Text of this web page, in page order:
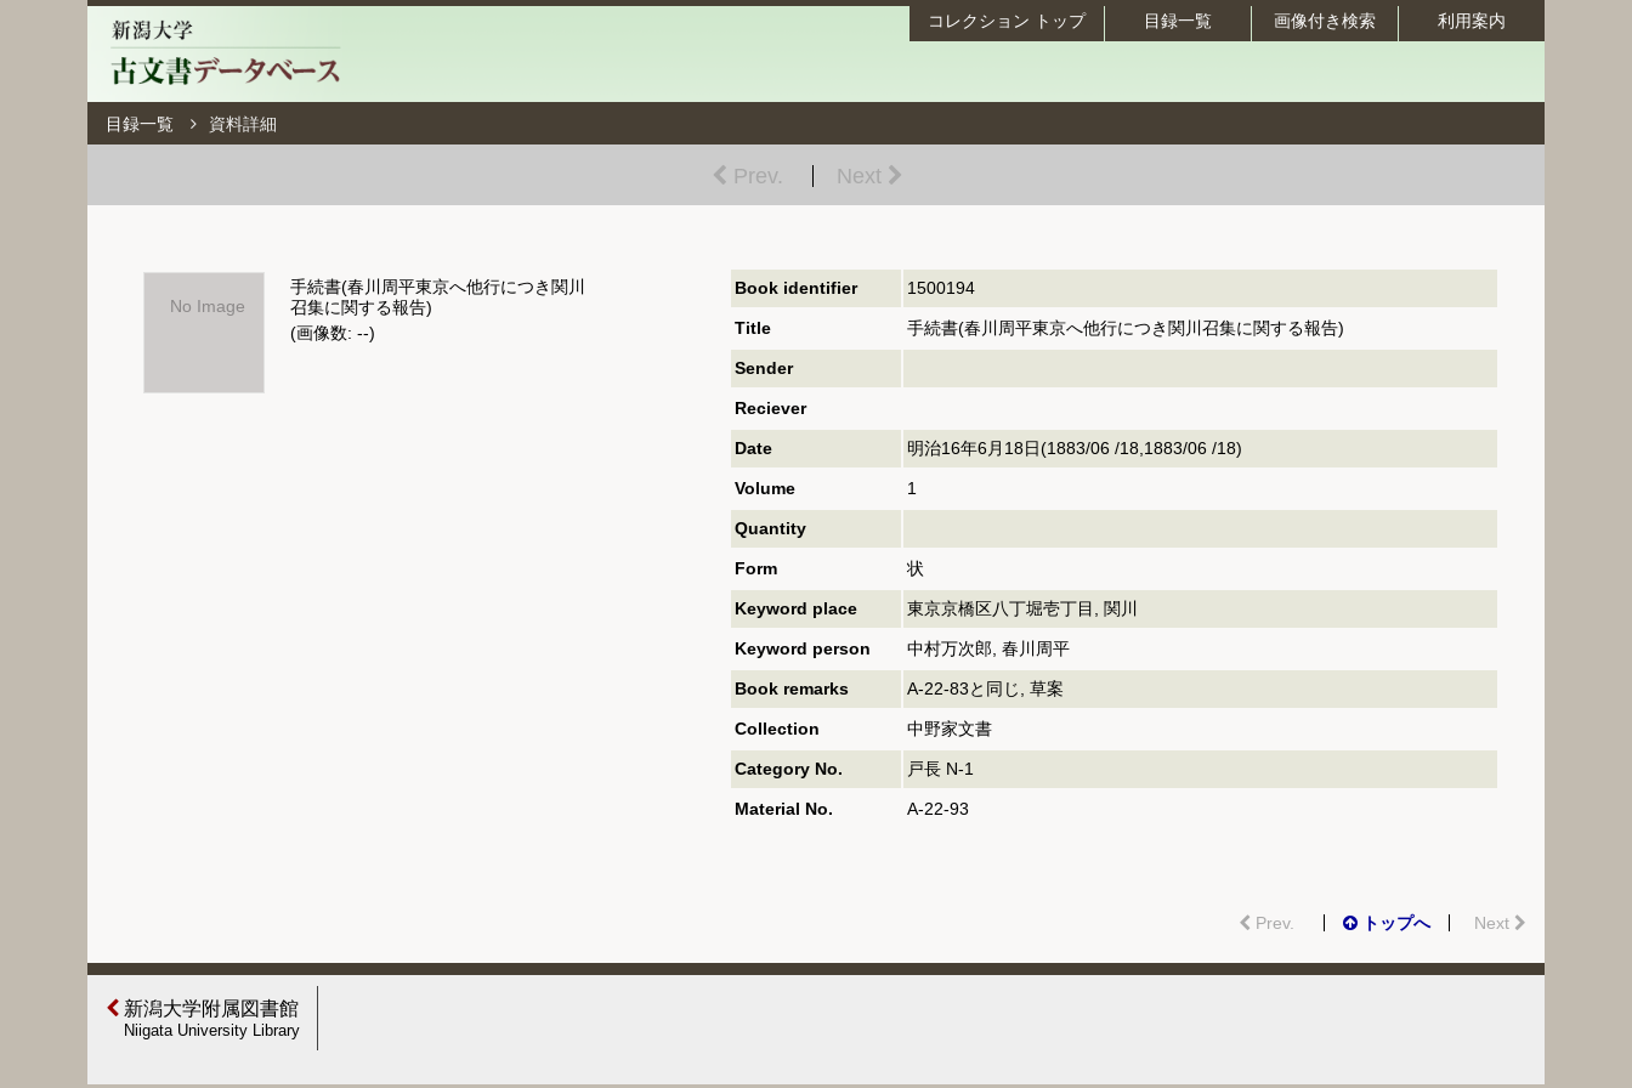
利用案内
画像付き検索
目録一覧
コレクション トップ
目録一覧 資料詳細
Prev. Next
Book identifier 1500194
Title 手続書(春川周平東京へ他行につき関川召集に関する報告)
Sender
Reciever
Date 明治16年6月18日(1883/06 /18,1883/06 /18)
Volume 1
Quantity
Form 状
Keyword place 東京京橋区八丁堀壱丁目, 関川
Keyword person 中村万次郎, 春川周平
Book remarks A-22-83と同じ, 草案
Collection 中野家文書
Category No. 戸長 N-1
Material No. A-22-93
No Image
手続書(春川周平東京へ他行につき関川
召集に関する報告)
(画像数: --)
Prev. トップへ Next
新潟大学附属図書館
Niigata University Library